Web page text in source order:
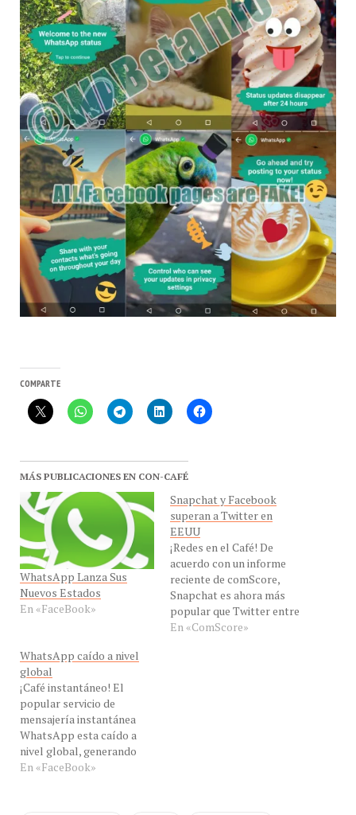
COMPARTE
MÁS PUBLICACIONES EN CON-CAFÉ
WhatsApp Lanza Sus
Nuevos Estados
En «FaceBook»
Snapchat y Facebook
superan a Twitter en
EEUU
¡Redes en el Café! De
acuerdo con un informe
reciente de comScore,
Snapchat es ahora más
popular que Twitter entre
los estadounidenses de
este milenio. El informe
En «ComScore»
global
¡Café instantáneo! El
popular servicio de
mensajería instantánea
WhatsApp esta caído a
nivel global, generando
preocupaciones en los
venezolanos y dando pié a
En «FaceBook»